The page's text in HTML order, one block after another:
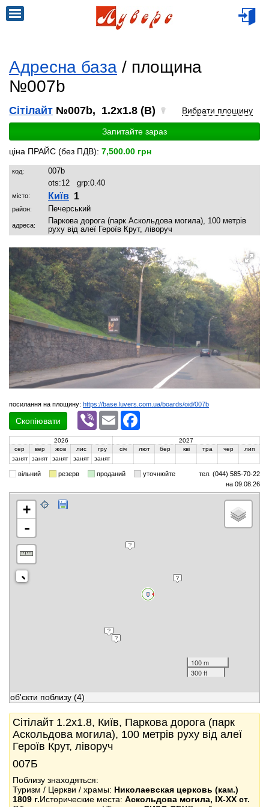
Адресна база / площина
№007b
Сітілайт №007b, 1.2x1.8 (B) Вибрати площину
Запитайте зараз
ціна ПРАЙС (без ПДВ): 7,500.00 грн
код:
007b
ots:12 grp:0.40
місто: Київ 1
район: Печерський
адреса:
Паркова дорога (парк Аскольдова могила), 100 метрів
руху від алеї Героїв Крут, ліворуч
посилання на площину: https://base.luvers.com.ua/boards/oid/007b
Скопіювати
Viber Email
2026
2027
сер
вер жов лис гру січ лют бер кві тра чер
лип
занят занят занят занят занят
вільний резерв проданий уточнюйте
тел. (044) 585-70-22
на 09.08.26
+
-
100 m
300 ft
об'єкти поблизу (4)
Сітілайт 1.2x1.8, Київ, Паркова дорога (парк
Аскольдова могила), 100 метрів руху від алеї
Героїв Крут, ліворуч
007Б
Поблизу знаходяться:
Туризм / Церкви / храмы: Николаевская церковь (кам.)
1809 г.Исторические места: Аскольдова могила, IX-XX ст.